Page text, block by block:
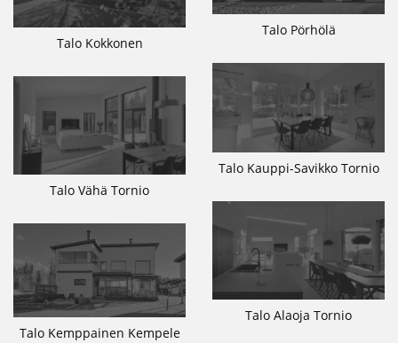
Talo Pörhölä
Talo Kokkonen
Talo Kauppi-Savikko Tornio
Talo Vähä Tornio
Talo Alaoja Tornio
Talo Kemppainen Kempele